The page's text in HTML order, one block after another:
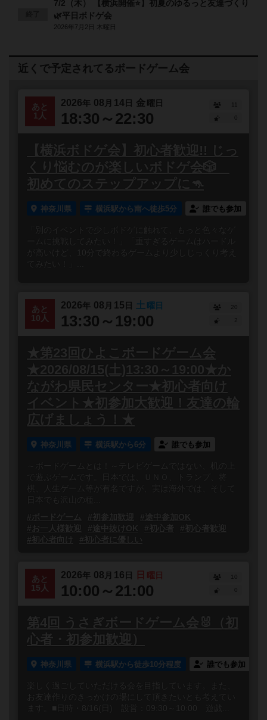
7/2（木） 【横浜開催⭐️】初夏のゆるっと友達づくり
🌿平日ボドゲ会
2026年7月2日 木曜日
近くで予定されてるボードゲーム会
あと
1人
2026年 08 月 14 日 金曜日
18:30～22:30
11
【横浜ボドゲ会】初心者歓迎!! じっ
くり悩むのが楽しいボドゲ会🎲
初めてのステップアップに🦘
神奈川県 横浜駅から南へ徒歩5分 誰でも参加
「別のイベントで少しボドゲに触れて、もっと色々なゲ
ームに挑戦してみたい！」「重すぎるゲームはハードル
が高いけど、10分で終わるゲームより少しじっくり考え
あと
10人
2026年 08 月 15 日 土 曜日
13:30～19:00
20
2
★第23回ひよこボードゲーム会
★2026/08/15(土)13:30～19:00★か
ながわ県民センター★初心者向け
イベント★初参加大歓迎！友達の輪
広げましょう！★
神奈川県 横浜駅から6分 誰でも参加
で遊ぶゲームです。日本では、ＵＮＯ、トランプ、将
棋、人生ゲーム等が有名ですが、実は海外では、そして
日本でも沢山の種...
#ボードゲーム
#初参加歓迎
#途中参加OK
#お一人様歓迎
#途中抜けOK #初心者
#初心者歓迎
#初心者向け
#初心者に優しい
あと
15人
2026年 08 月 16 日 日 曜日
10:00～21:00
10
第4回 うさぎボードゲーム会🐰（初
心者・初参加歓迎）
神奈川県 横浜駅から徒歩10分程度 誰でも参加
楽しく過ごしていただける会を目指しています。また、
お友達作りのきっかけの場にして頂きたいとも考えてい
ます。■日時・8/16(日) 設営：09:30～10:00 遊戯...